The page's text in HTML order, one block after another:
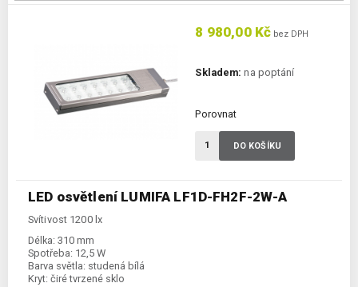
LED osvětlení LUMIFA LF1D-FH2F-2W-A
Svítivost 1200 lx
Délka: 310 mm
Spotřeba: 12,5 W
Barva světla: studená bílá
Kryt: čiré tvrzené sklo
8 980,00 Kč bez DPH
Skladem: na poptání
Porovnat
DO KOŠÍKU